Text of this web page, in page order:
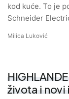
kod kuće. To je
Schneider
Milica Luković
života i novi